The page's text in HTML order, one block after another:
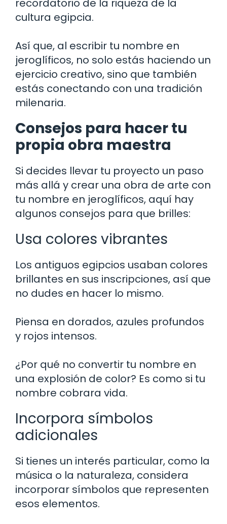
recordatorio de la riqueza de la
cultura egipcia.
Así que, al escribir tu nombre en
jeroglíficos, no solo estás haciendo un
ejercicio creativo, sino que también
estás conectando con una tradición
milenaria.
Consejos para hacer tu
propia obra maestra
Si decides llevar tu proyecto un paso
más allá y crear una obra de arte con
tu nombre en jeroglíficos, aquí hay
algunos consejos para que brilles:
Usa colores vibrantes
Los antiguos egipcios usaban colores
brillantes en sus inscripciones, así que
no dudes en hacer lo mismo.
Piensa en dorados, azules profundos
y rojos intensos.
¿Por qué no convertir tu nombre en
una explosión de color? Es como si tu
nombre cobrara vida.
Incorpora símbolos
adicionales
Si tienes un interés particular, como la
música o la naturaleza, considera
incorporar símbolos que representen
esos elementos.